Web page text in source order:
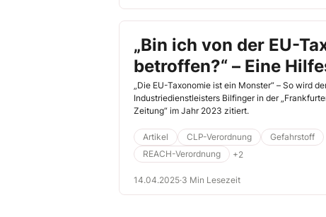
„Bin ich von der EU-
betroffen?“ – Eine
„Die EU-Taxonomie ist ein Monster“ – So wird
Industriedienstleisters Bilfinger in der
Zeitung“ im Jahr 2023 zitiert.
Artikel CLP-Verordnung
Gefahrstoff
REACH-Verordnung
+2
14.04.2025·3 Min Lesezeit